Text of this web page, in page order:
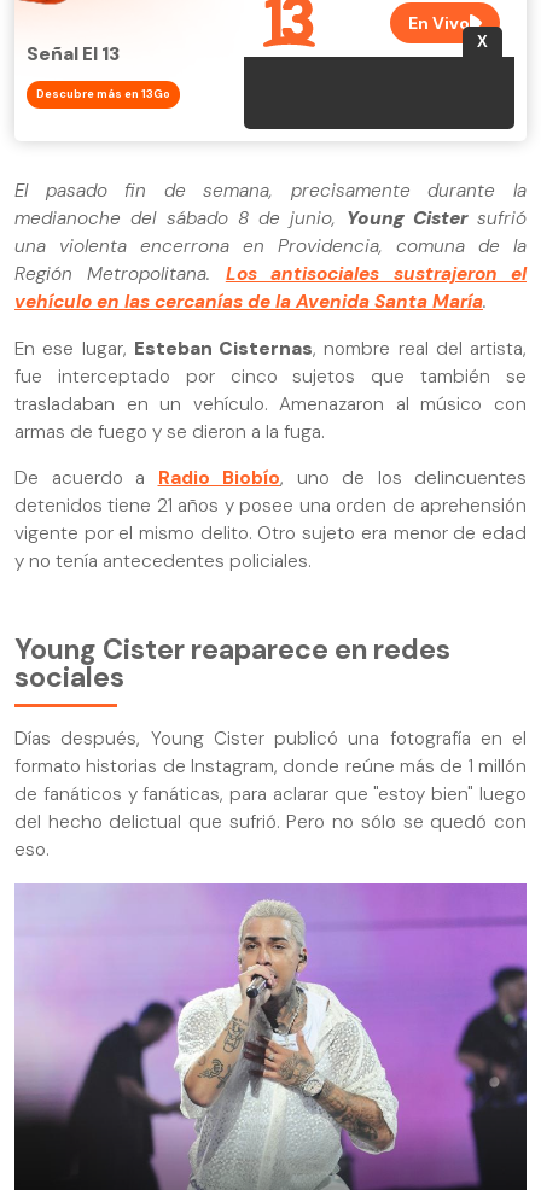
Señal El 13
Descubre más en 13Go
El pasado fin de semana, precisamente durante la
medianoche del sábado 8 de junio, Young Cistersufrió
una violenta encerrona en Providencia, comuna de la
Región Metropolitana. Los antisociales sustrajeron el
vehículo en las cercanías de la Avenida Santa María.
En ese lugar, Esteban Cisternas, nombre real del artista,
fue interceptado por cinco sujetos que también se
trasladaban en un vehículo. Amenazaron al músico con
armas de fuego y se dieron a la fuga.
De acuerdo a Radio Biobío, uno de los delincuentes
detenidos tiene 21 años y posee una orden de aprehensión
vigente por el mismo delito. Otro sujeto era menor de edad
y no tenía antecedentes policiales.
Young Cister reaparece en redes
sociales
Días después, Young Cister publicó una fotografía en el
formato historias de Instagram, donde reúne más de 1 millón
de fanáticos y fanáticas, para aclarar que "estoy bien" luego
del hecho delictual que sufrió. Pero no sólo se quedó con
eso.